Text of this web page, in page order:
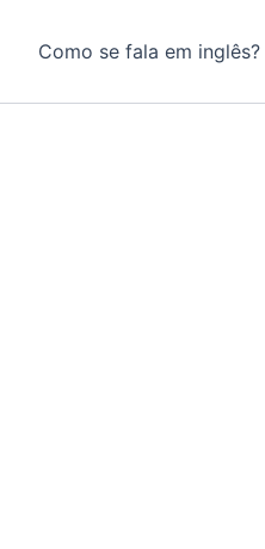
Como se fala em inglês?